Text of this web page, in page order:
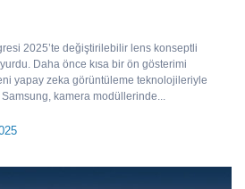
2025’te değiştirilebilir lens konseptli
Daha önce kısa bir ön gösterimi
yapay zeka görüntüleme teknolojileriyle
kamera modüllerinde...